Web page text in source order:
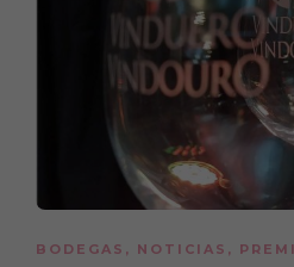
BODEGAS , NOTICIAS ,